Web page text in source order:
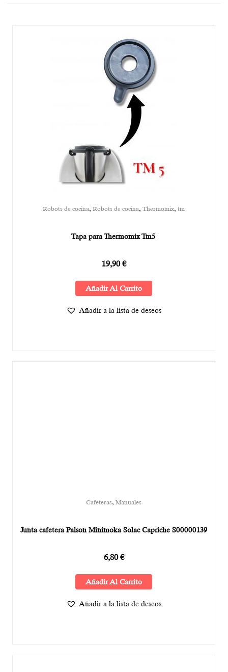
Robots de cocina, Robots de cocina, Thermomix, tm
Tapa para Thermomix Tm5
19,90€
Añadir Al Carrito
Añadir a la lista de deseos
Cafeteras, Manuales
Junta cafetera Palson Minimoka Solac Capriche S00000139
6,80€
Añadir Al Carrito
Añadir a la lista de deseos